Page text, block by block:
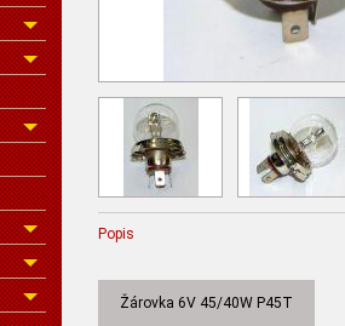
Popis
Žárovka 6V 45/40W P45T